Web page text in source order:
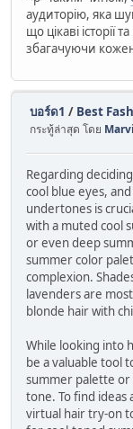
аудиторію, яка
що цікаві історії
збагачуючи
บอร์ด1 / Best
กระทู้ล่าสุด โดย
Regarding
cool blue eyes,
undertones is
with a muted cool
or even deep
summer color
complexion.
lavenders are
blonde hair with
While looking into
be a valuable tool
summer palette
tone. To find
virtual hair try-on